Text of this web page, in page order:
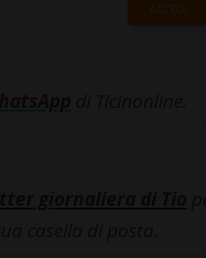
ACCEDI